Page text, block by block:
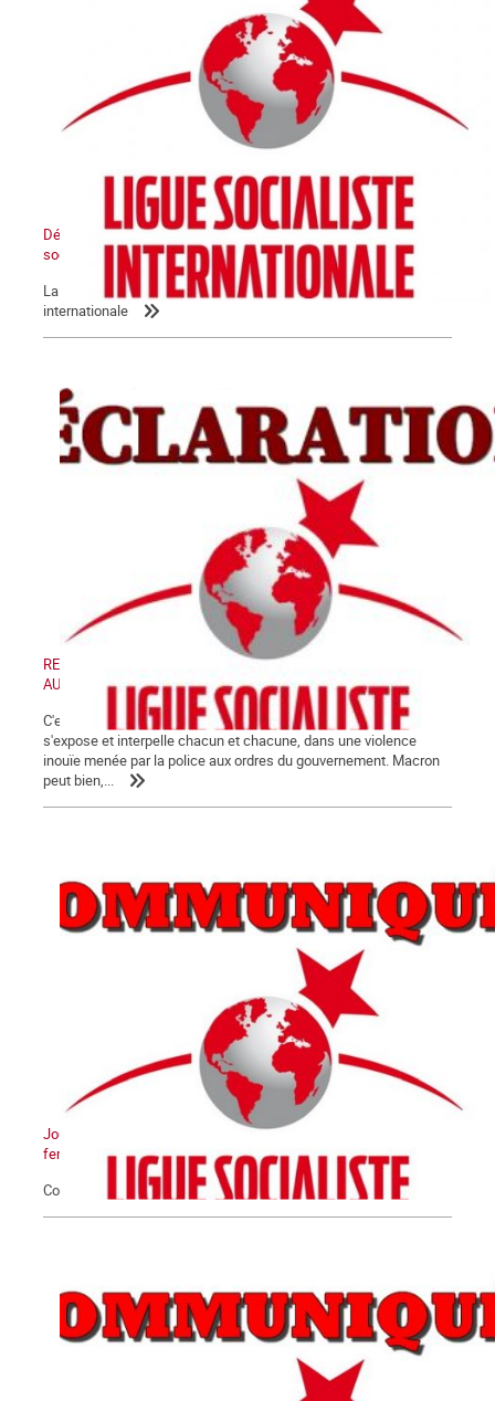
Déclaration de la LIS : L’Etat sioniste sera détruit, un Moyen-Orient
socialiste renaîtra de ses cendres
La Commune relaie la déclaration de la Ligue socialiste
internationale
RETRAIT DE LA LOI « SECURITE GLOBALE » - MANIFESTATION
AUJOURD'HUI SAMEDI 28 NOVEMBRE 2020
C'est désormais au grand jour que la crise de fin de régime
s'expose et interpelle chacun et chacune, dans une violence
inouïe menée par la police aux ordres du gouvernement. Macron
peut bien,...
Journée Internationale pour l'élimination de la violence contre les
femmes
Communiqué du 25 novembre 2020